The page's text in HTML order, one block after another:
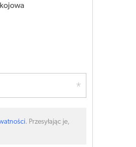
. Przesyłając je,